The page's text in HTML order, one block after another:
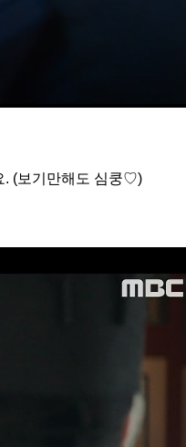
. (보기만해도 심쿵♡)